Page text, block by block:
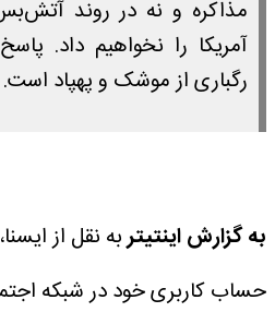
مذاکره و نه‌ در روند
آمریکا را نخواهیم‌ داد.
رگباری از موشک و پهپاد است.
به گزارش اینتیتربه نقل از
حساب کاربری خود در شبکه